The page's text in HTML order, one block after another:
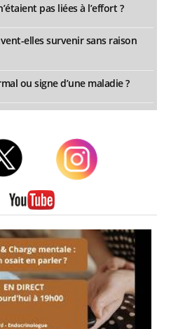
pas liées à l’effort ?
elles survenir sans raison
ou signe d’une maladie ?